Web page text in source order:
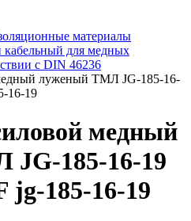
материалы
для медных
с DIN 46236
луженый ТМЛ JG-185-16-
16-19
медный
185-16-19
jg-185-16-19